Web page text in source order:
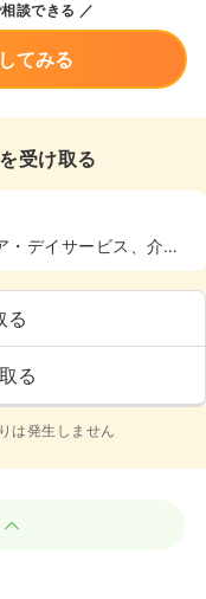
談できる
てみる
受け取る
・デイサービス、介
る
る
は発生しません